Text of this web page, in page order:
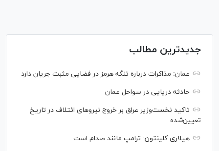
جدیدترین مطالب
عمان: مذاکرات درباره تنگه هرمز در فضایی مثبت جریان دارد
حادثه دریایی در سواحل عمان
تاکید نخست‌وزیر عراق بر خروج نیروهای ائتلاف در تاریخ
تعیین‌شده
هیلاری کلینتون: ترامپ مانند صدام است